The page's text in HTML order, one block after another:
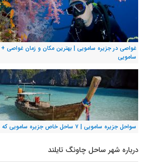
غواصی در جزیره سامویی | بهترین مکان و زمان غواصی
سامویی
سواحل جزیره سامویی | ۷ ساحل خاص جزیره سامویی که باید بشناسید!
درباره شهر ساحل چاونگ تایلند